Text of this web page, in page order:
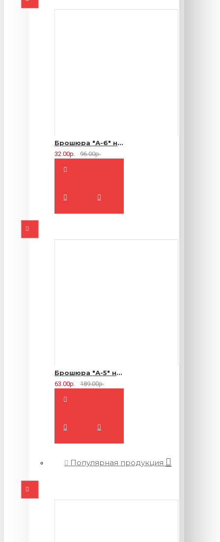
Брошюра "А-6" на 2 скрепки - 16 страниц
32.00р. 96.00р.
Брошюра "А-5" на 2 скрепки - 16 страниц
63.00р. 189.00р.
Популярная продукция